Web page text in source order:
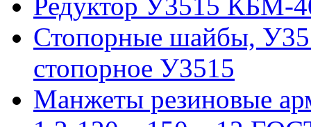
Стопорные шайбы,
стопорное У3515
Манжеты резиновые